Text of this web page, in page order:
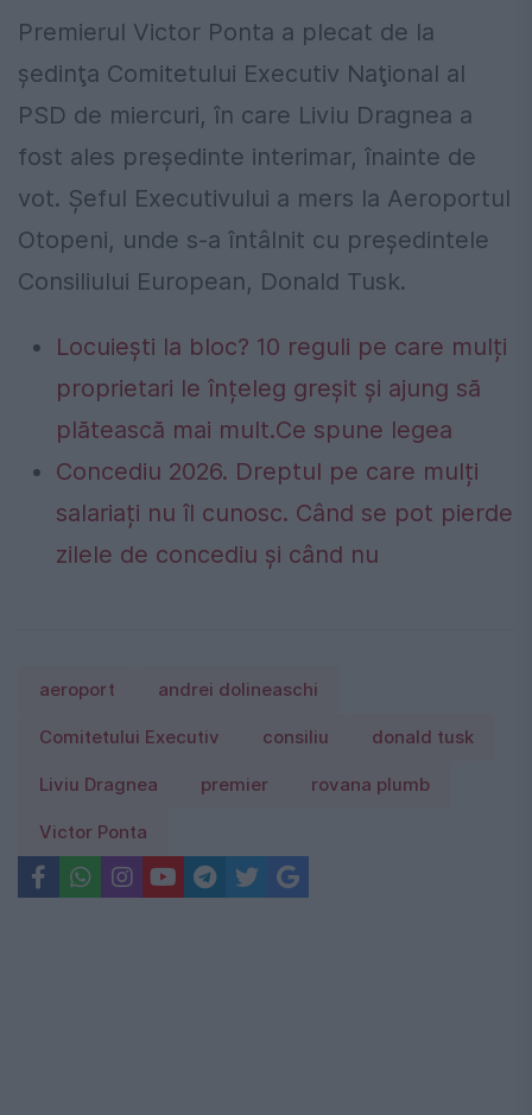
Premierul Victor Ponta a plecat de la
şedinţa Comitetului Executiv Naţional al
PSD de miercuri, în care Liviu Dragnea a
fost ales preşedinte interimar, înainte de
vot. Şeful Executivului a mers la Aeroportul
Otopeni, unde s-a întâlnit cu preşedintele
Consiliului European, Donald Tusk.
Locuiești la bloc? 10 reguli pe care mulți
proprietari le înțeleg greșit și ajung să
plătească mai mult.Ce spune legea
Concediu 2026. Dreptul pe care mulți
salariați nu îl cunosc. Când se pot pierde
zilele de concediu și când nu
aeroport andrei dolineaschi
Comitetului Executiv consiliu donald tusk
Liviu Dragnea premier rovana plumb
Victor Ponta